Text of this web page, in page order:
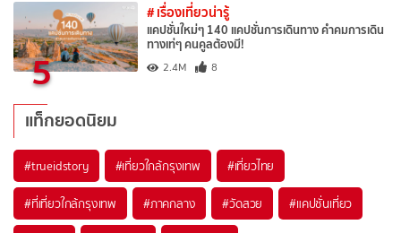
5
# เรื่องเที่ยวน่ารู้
แคปชั่นใหม่ๆ 140 แคปชั่นการเดินทาง คำคมการเดิน
ทางเท่ๆ คนคูลต้องมี!
2.4M 8
แท็กยอดนิยม
#trueidstory #เที่ยวใกล้กรุงเทพ #เที่ยวไทย
#ที่เที่ยวใกล้กรุงเทพ #ภาคกลาง #วัดสวย #แคปชั่นเที่ยว